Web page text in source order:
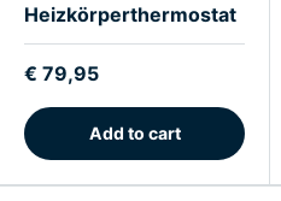
Heizkörperthermostat
€ 79,95
Add to cart